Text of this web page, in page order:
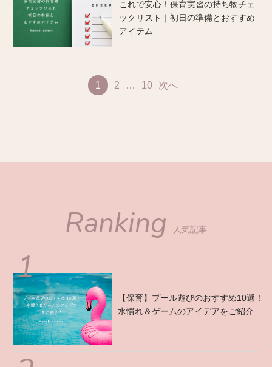
これで安心！保育実習の持ち物チェ
ックリスト｜初日の準備とおすすめ
アイテム
1 2 … 10 次へ
Ranking 人気記事
【保育】プール遊びのおすすめ10選！
水慣れ＆ゲームのアイデアをご紹介